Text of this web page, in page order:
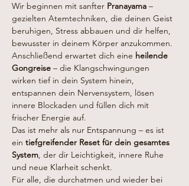
Wir beginnen mit sanfter Pranayama –
gezielten Atemtechniken, die deinen Geist
beruhigen, Stress abbauen und dir helfen,
bewusster in deinem Körper anzukommen.
Anschließend erwartet dich eine heilende
Gongreise – die Klangschwingungen
wirken tief in dein System hinein,
entspannen dein Nervensystem, lösen
innere Blockaden und füllen dich mit
frischer Energie auf.
Das ist mehr als nur Entspannung – es ist
ein tiefgreifender Reset für dein gesamtes
System, der dir Leichtigkeit, innere Ruhe
und neue Klarheit schenkt.
Für alle, die durchatmen und wieder bei